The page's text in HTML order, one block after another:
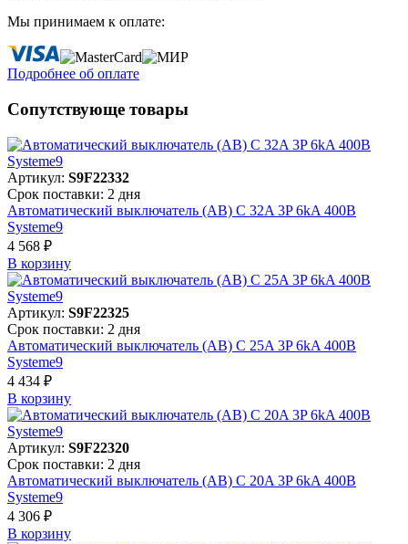
Мы принимаем к оплате:
Подробнее об оплате
Сопутствующе товары
Артикул: S9F22332
Срок поставки: 2 дня
Автоматический выключатель (АВ) C 32A 3P 6kA 400В
Systeme9
4 568 ₽
В корзинy
Артикул: S9F22325
Срок поставки: 2 дня
Автоматический выключатель (АВ) C 25A 3P 6kA 400В
Systeme9
4 434 ₽
В корзинy
Артикул: S9F22320
Срок поставки: 2 дня
Автоматический выключатель (АВ) C 20A 3P 6kA 400В
Systeme9
4 306 ₽
В корзинy